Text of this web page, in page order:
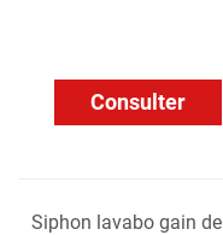
Consulter
Siphon lavabo gain de